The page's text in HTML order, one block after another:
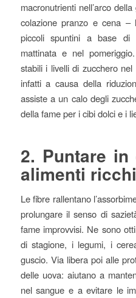
macronutrienti nell’arco
colazione pranzo e cena –
piccoli spuntini a base
mattinata e nel
stabili i livelli di zucchero
infatti a causa della
assiste a un calo degli
della fame per i cibi dolci e i
2. Puntare
alimenti
Le fibre rallentano
prolungare il senso di
fame improvvisi. Ne sono
di stagione, i legumi, i
guscio. Via libera poi alle
delle uova: aiutano a
nel sangue e a evitare le